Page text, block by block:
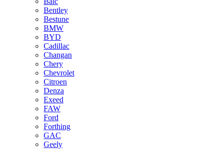
Bentley
Bestune
BMW
BYD
Cadillac
Changan
Chery
Chevrolet
Citroen
Denza
Exeed
FAW
Ford
Forthing
GAC
Geely